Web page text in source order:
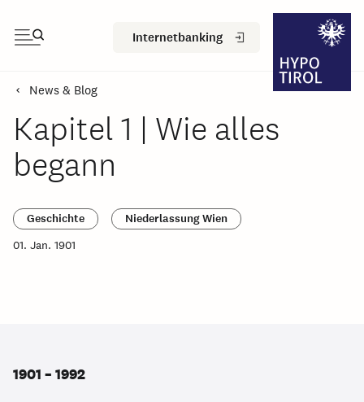
Internetbanking
News & Blog
Kapitel 1 | Wie alles
begann
Geschichte Niederlassung Wien
01. Jan. 1901
1901 – 1992